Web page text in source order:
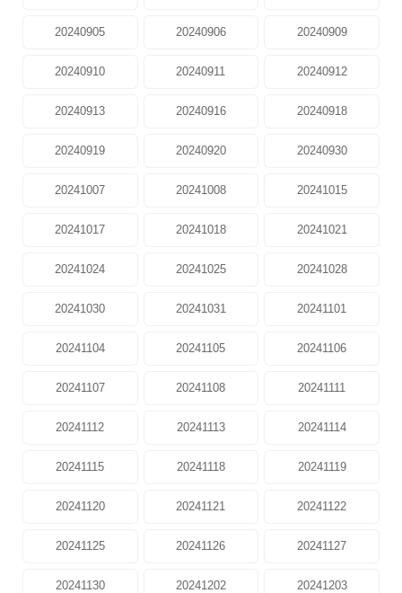
20240905 20240906 20240909
20240910 20240911 20240912
20240913 20240916 20240918
20240919 20240920 20240930
20241007 20241008 20241015
20241017 20241018 20241021
20241024 20241025 20241028
20241030 20241031 20241101
20241104 20241105 20241106
20241107 20241108 20241111
20241112 20241113 20241114
20241115 20241118 20241119
20241120 20241121 20241122
20241125 20241126 20241127
20241130 20241202 20241203